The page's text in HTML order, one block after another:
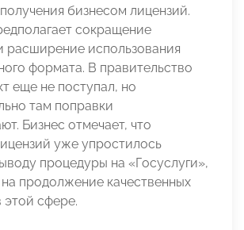
бизнесом лицензий.
сокращение
расширение использования
формата. В правительство
еще не поступал, но
там поправки
Бизнес отмечает, что
уже упростилось
процедуры на «Госуслуги»,
на продолжение качественных
этой сфере.